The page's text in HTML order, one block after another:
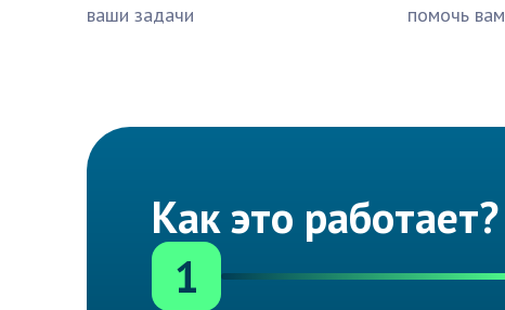
ваши задачи
помочь вам
Как это работает?
1